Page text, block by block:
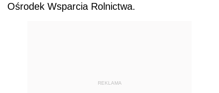
Ośrodek Wsparcia Rolnictwa.
REKLAMA